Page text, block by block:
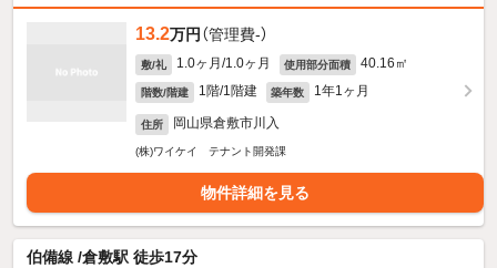
13.2万円 （管理費-）
敷/礼 1.0ヶ月/1.0ヶ月 使用部分面積 40.16㎡
階数/階建 1階/1階建 築年数 1年1ヶ月
住所 岡山県倉敷市川入
(株)ワイケイ テナント開発課
物件詳細を見る
伯備線 /倉敷駅 徒歩17分